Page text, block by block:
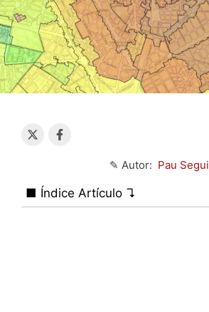
✎ Autor: Pau Segui
■ Índice Artículo ↴